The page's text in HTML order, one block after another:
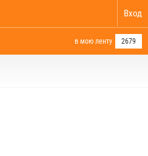
Вход
в мою ленту 2679